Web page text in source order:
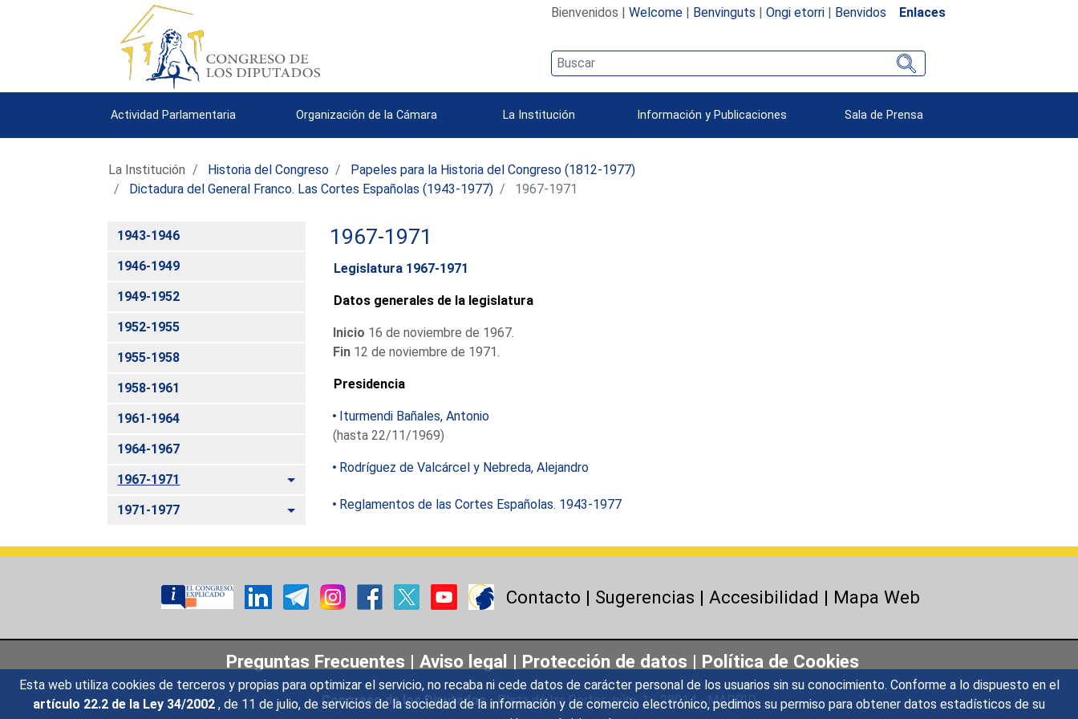
Esta web utiliza cookies de terceros y propias para optimizar el servicio, no recaba ni cede datos de carácter personal de los usuarios sin su conocimiento. Conforme a lo dispuesto en el
artículo 22.2 de la Ley 34/2002 , de 11 de julio, de servicios de la sociedad de la información y de comercio electrónico, pedimos su permiso para obtener datos estadísticos de su
Bienvenidos | Welcome| Benvinguts | Ongi etorri| Benvidos Enlaces
Actividad Parlamentaria Organización de la Cámara La Institución Información y Publicaciones Sala de Prensa
La Institución Historia del Congreso
Papeles para la Historia del Congreso (1812-1977)
Dictadura del General Franco. Las Cortes Españolas (1943-1977)
1967-1971
1943-1946
1946-1949
1949-1952
1952-1955
1955-1958
1958-1961
1961-1964
1964-1967
1967-1971
Alternar
1971-1977 Alternar
1967-1971
Legislatura 1967-1971
Datos generales de la legislatura
Inicio 16 de noviembre de 1967.
Fin12 de noviembre de 1971.
Presidencia
Iturmendi Bañales, Antonio
(hasta 22/11/1969)
Rodríguez de Valcárcel y Nebreda, Alejandro
Reglamentos de las Cortes Españolas. 1943-1977
Contacto | Sugerencias | Accesibilidad | Mapa Web
Preguntas Frecuentes | Aviso legal | Protección de datos | Política de Cookies
Congreso de los Diputados- Plaza de las Cortes, núm. 1 - 28014 - MADRID